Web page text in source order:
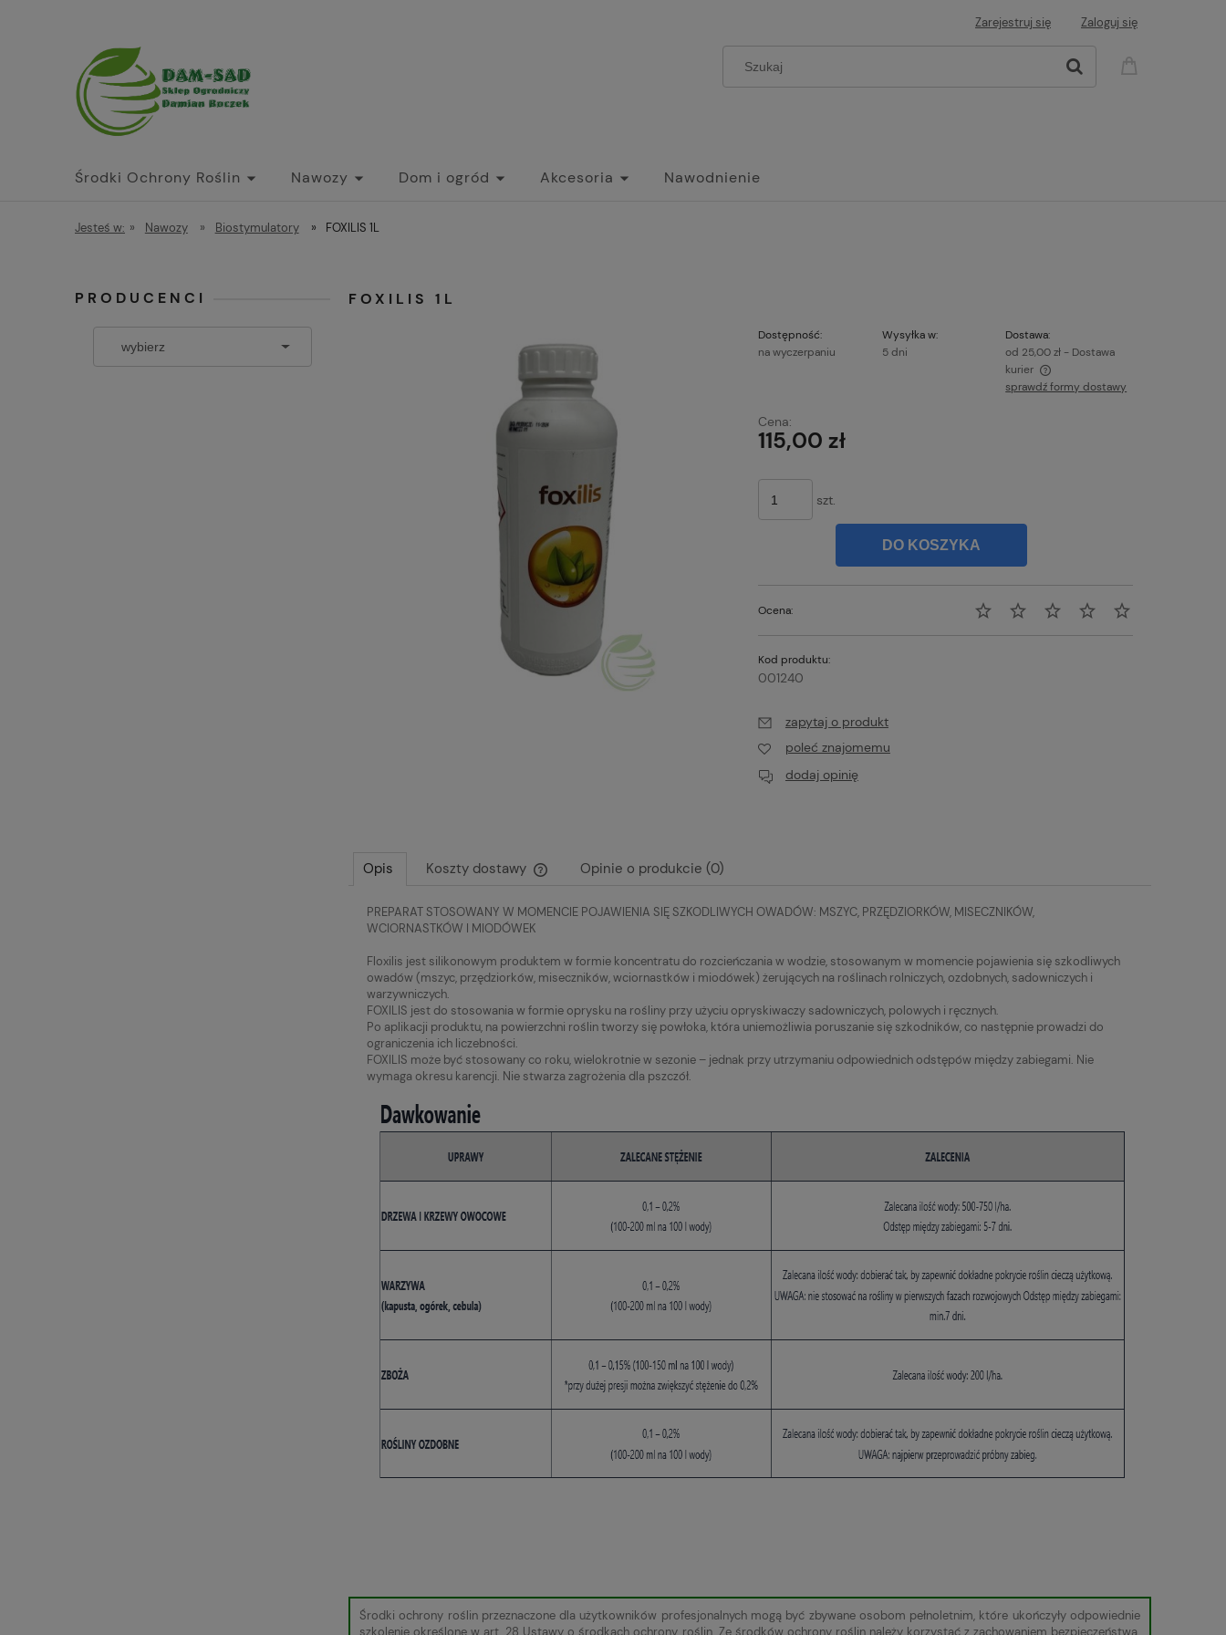
Zarejestruj się Zaloguj się
Środki Ochrony Roślin Nawozy Dom i ogród Akcesoria Nawodnienie
Jesteś w: » Nawozy » Biostymulatory » FOXILIS 1L
PRODUCENCI FOXILIS 1L
Dostępność:
na wyczerpaniu
Wysyłka w:
5 dni
Dostawa:
od 25,00 zł - Dostawa
kurier
sprawdź formy dostawy
Cena:
115,00 zł
szt.
DO KOSZYKA
Ocena:
Kod produktu:
001240
zapytaj o produkt
poleć znajomemu
dodaj opinię
Opis Koszty dostawy
Cena nie zawiera ewentualnych kosztów
Opinie o produkcie (0)
PREPARAT STOSOWANY W MOMENCIE POJAWIENIA SIĘ SZKODLIWYCH OWADÓW: MSZYC, PRZĘDZIORKÓW, MISECZNIKÓW,
WCIORNASTKÓW I MIODÓWEK
Floxilis jest silikonowym produktem w formie koncentratu do rozcieńczania w wodzie, stosowanym w momencie pojawienia się szkodliwych
owadów (mszyc, przędziorków, miseczników, wciornastków i miodówek) żerujących na roślinach rolniczych, ozdobnych, sadowniczych i
warzywniczych.
FOXILIS jest do stosowania w formie oprysku na rośliny przy użyciu opryskiwaczy sadowniczych, polowych i ręcznych.
Po aplikacji produktu, na powierzchni roślin tworzy się powłoka, która uniemożliwia poruszanie się szkodników, co następnie prowadzi do
ograniczenia ich liczebności.
FOXILIS może być stosowany co roku, wielokrotnie w sezonie – jednak przy utrzymaniu odpowiednich odstępów między zabiegami. Nie
wymaga okresu karencji. Nie stwarza zagrożenia dla pszczół.
Środki ochrony roślin przeznaczone dla użytkowników profesjonalnych mogą być zbywane osobom pełnoletnim, które ukończyły odpowiednie
szkolenie określone w art. 28 Ustawy o środkach ochrony roślin. Ze środków ochrony roślin należy korzystać z zachowaniem bezpieczeństwa.